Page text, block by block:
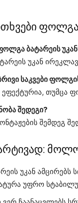
ფოლგა
ბატარეის
უკან
საკვები
თუმცა
შედეგი?
შემდეგ
უკან ამცირებს
უფრო